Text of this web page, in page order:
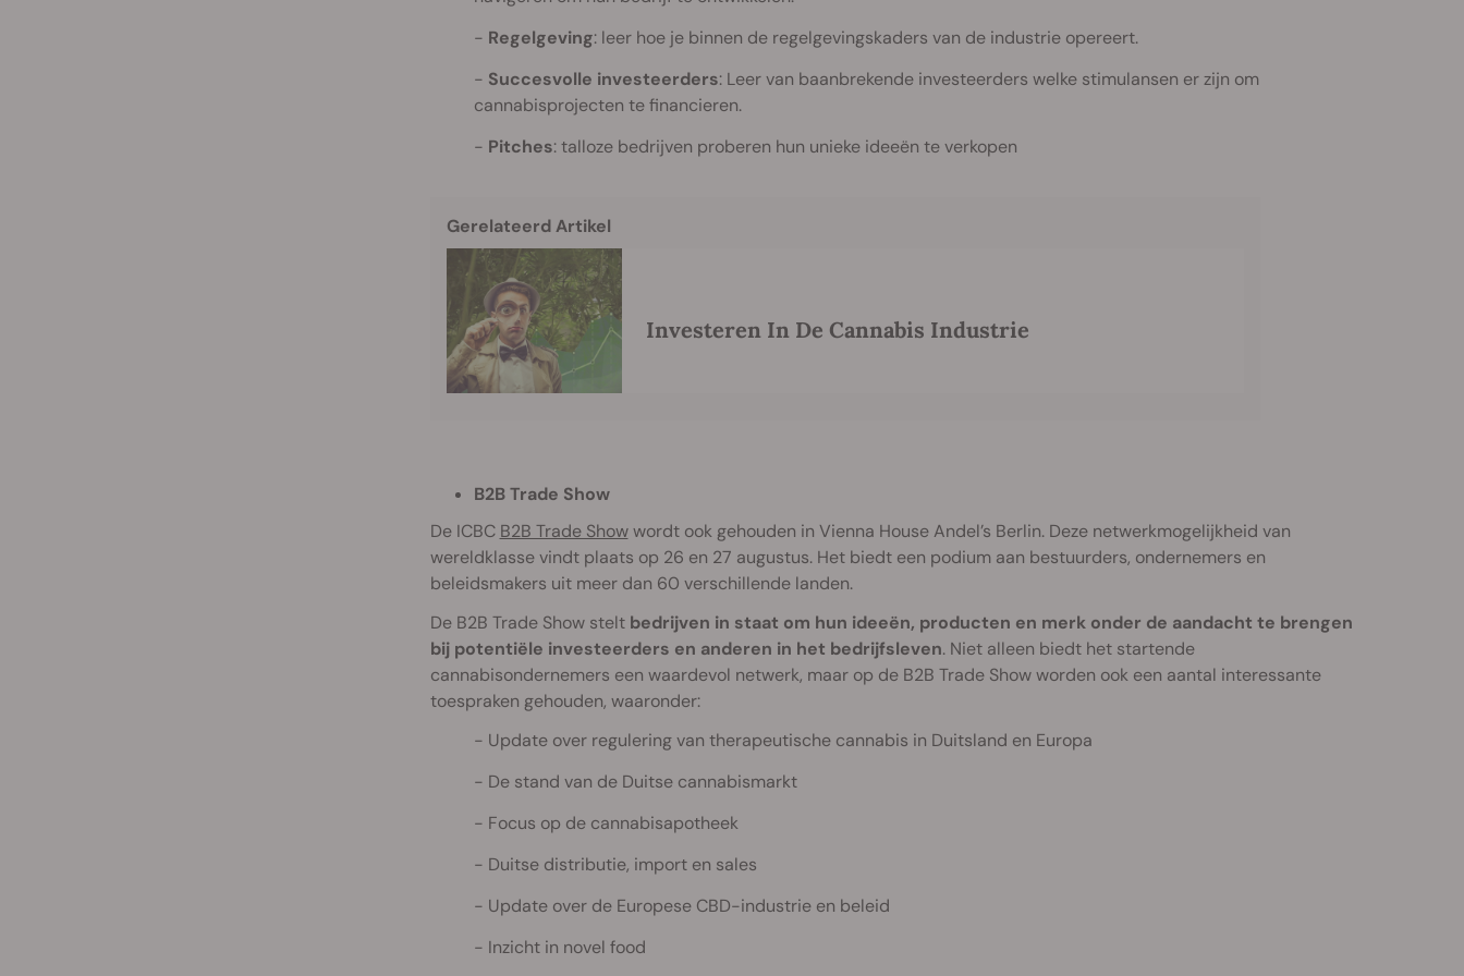
Regelgeving: leer hoe je binnen de regelgevingskaders van de industrie opereert.
Succesvolle investeerders: Leer van baanbrekende investeerders welke stimulansen er zijn om
cannabisprojecten te financieren.
Pitches: talloze bedrijven proberen hun unieke ideeën te verkopen
Gerelateerd Artikel
Investeren In De Cannabis Industrie
B2B Trade Show
De ICBC B2B Trade Showwordt ook gehouden in Vienna House Andel’s Berlin. Deze netwerkmogelijkheid van
wereldklasse vindt plaats op 26 en 27 augustus. Het biedt een podium aan bestuurders, ondernemers en
beleidsmakers uit meer dan 60 verschillende landen.
De B2B Trade Show stelt bedrijven in staat om hun ideeën, producten en merk onder de aandacht te brengen
bij potentiële investeerders en anderen in het bedrijfsleven. Niet alleen biedt het startende
cannabisondernemers een waardevol netwerk, maar op de B2B Trade Show worden ook een aantal interessante
toespraken gehouden, waaronder:
Update over regulering van therapeutische cannabis in Duitsland en Europa
De stand van de Duitse cannabismarkt
Focus op de cannabisapotheek
Duitse distributie, import en sales
Update over de Europese CBD-industrie en beleid
Inzicht in novel food